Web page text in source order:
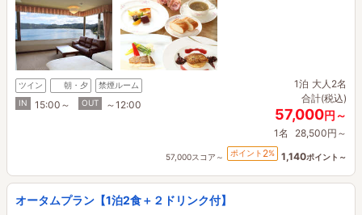
ツイン 朝・夕
禁煙ルーム
IN
15:00～ OUT ～12:00
1泊 大人2名
合計(税込)
57,000円～
1名 28,500円～
57,000スコア～ ポイント 2% 1,140ポイント～
オータムプラン【1泊2食＋２ドリンク付】